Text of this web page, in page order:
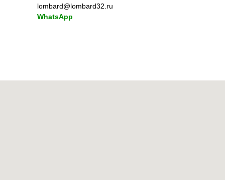
lombard@lombard32.ru
WhatsApp